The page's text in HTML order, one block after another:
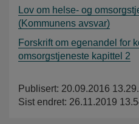
Lov om helse- og
(Kommunens avsvar)
Forskrift om egenandel for
omsorgstjeneste kapittel 2
Publisert: 20.09.2016
Sist endret: 26.11.2019